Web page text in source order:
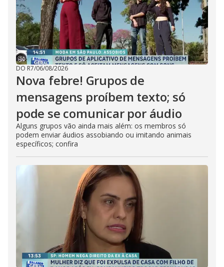
DO R7/06/08/2026
Nova febre! Grupos de
mensagens proíbem texto; só
pode se comunicar por áudio
Alguns grupos vão ainda mais além: os membros só
podem enviar áudios assobiando ou imitando animais
específicos; confira